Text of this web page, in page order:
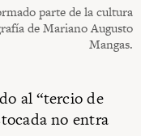
parte de la cultura
de Mariano Augusto
Mangas.
al “tercio de
no entra